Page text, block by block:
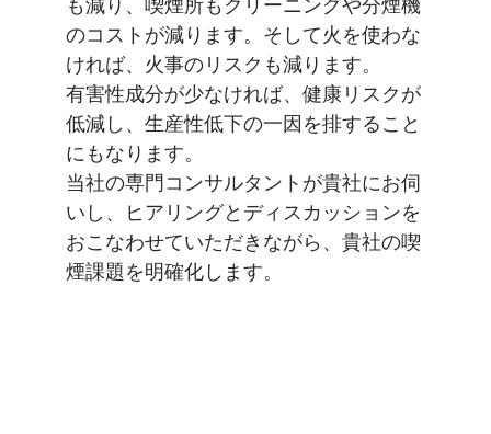
のコストが減ります。そして火を使わな
ければ、火事のリスクも減ります。
有害性成分が少なければ、健康リスクが
低減し、生産性低下の一因を排すること
にもなります。
当社の専門コンサルタントが貴社にお伺
いし、ヒアリングとディスカッションを
おこなわせていただきながら、貴社の喫
煙課題を明確化します。